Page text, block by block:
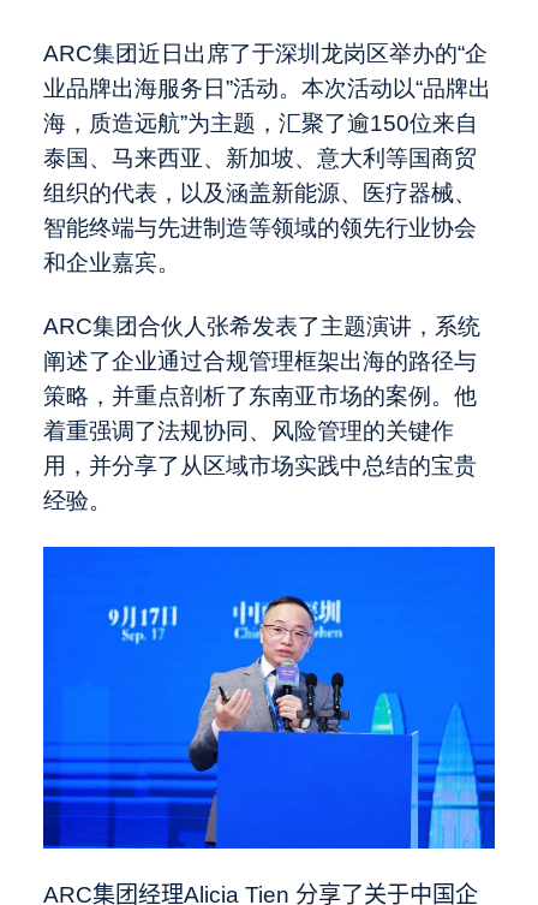
关于我们
Global - English
Inc. 及TalenTec Sdn. Bhd.的合并
知
谁来掌控物流命脉？全球供应链并购争
夺战
2026年东南亚数据中心并购：AI如何
推动下一波巨型交易
ARC Group 2026资本并购论坛金秋在
沪启幕，聚焦海外上市融资、跨境并
购、中国企业全球化
中国智能制造业并购活跃，产业链整合
与技术驱动趋势凸显
最近访问
聚焦合规出海：ARC集团出席深圳企
ARC集团近日出席了于深圳龙岗区举办的“企
业品牌出海服务日”活动。本次活动以“品牌出
海，质造远航”为主题，汇聚了逾150位来自
泰国、马来西亚、新加坡、意大利等国商贸
组织的代表，以及涵盖新能源、医疗器械、
智能终端与先进制造等领域的领先行业协会
和企业嘉宾。
ARC集团合伙人张希发表了主题演讲，系统
阐述了企业通过合规管理框架出海的路径与
策略，并重点剖析了东南亚市场的案例。他
着重强调了法规协同、风险管理的关键作
用，并分享了从区域市场实践中总结的宝贵
经验。
ARC集团经理Alicia Tien 分享了关于中国企